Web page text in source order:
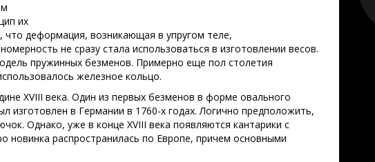
их
что деформация, возникающая в упругом теле,
не сразу стала использоваться в изготовлении весов.
пружинных безменов. Примерно еще пол столетия
железное кольцо.
XVIII века. Один из первых безменов в форме овального
в Германии в 1760-х годах. Логично предположить,
Однако, уже в конце XVIII века появляются кантарики с
новинка распространилась по Европе, причем основными